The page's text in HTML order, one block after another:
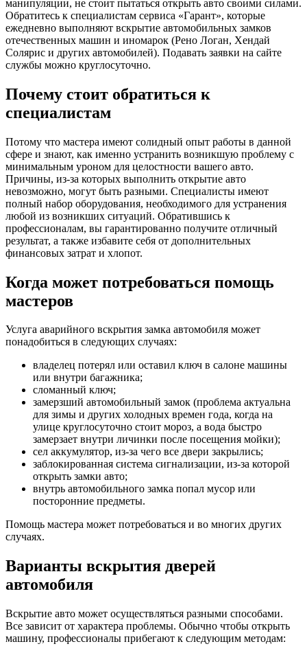
манипуляции, не стоит пытаться открыть авто своими силами.
Обратитесь к специалистам сервиса «Гарант», которые
ежедневно выполняют вскрытие автомобильных замков
отечественных машин и иномарок (Рено Логан, Хендай
Солярис и других автомобилей). Подавать заявки на сайте
службы можно круглосуточно.
Почему стоит обратиться к
специалистам
Потому что мастера имеют солидный опыт работы в данной
сфере и знают, как именно устранить возникшую проблему с
минимальным уроном для целостности вашего авто.
Причины, из-за которых выполнить открытие авто
невозможно, могут быть разными. Специалисты имеют
полный набор оборудования, необходимого для устранения
любой из возникших ситуаций. Обратившись к
профессионалам, вы гарантированно получите отличный
результат, а также избавите себя от дополнительных
финансовых затрат и хлопот.
Когда может потребоваться помощь
мастеров
Услуга аварийного вскрытия замка автомобиля может
понадобиться в следующих случаях:
владелец потерял или оставил ключ в салоне машины
или внутри багажника;
сломанный ключ;
замерзший автомобильный замок (проблема актуальна
для зимы и других холодных времен года, когда на
улице круглосуточно стоит мороз, а вода быстро
замерзает внутри личинки после посещения мойки);
сел аккумулятор, из-за чего все двери закрылись;
заблокированная система сигнализации, из-за которой
открыть замки авто;
внутрь автомобильного замка попал мусор или
посторонние предметы.
Помощь мастера может потребоваться и во многих других
случаях.
Варианты вскрытия дверей
автомобиля
Вскрытие авто может осуществляться разными способами.
Все зависит от характера проблемы. Обычно чтобы открыть
машину, профессионалы прибегают к следующим методам: